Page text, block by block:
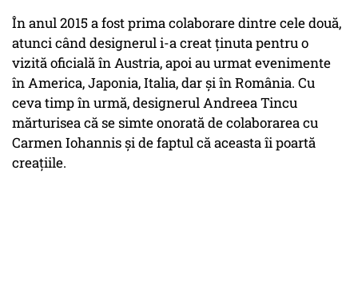
În anul 2015 a fost prima colaborare dintre cele două,
atunci când designerul i-a creat ținuta pentru o
vizită oficială în Austria, apoi au urmat evenimente
în America, Japonia, Italia, dar și în România. Cu
ceva timp în urmă, designerul Andreea Tincu
mărturisea că se simte onorată de colaborarea cu
Carmen Iohannis și de faptul că aceasta îi poartă
creațiile.